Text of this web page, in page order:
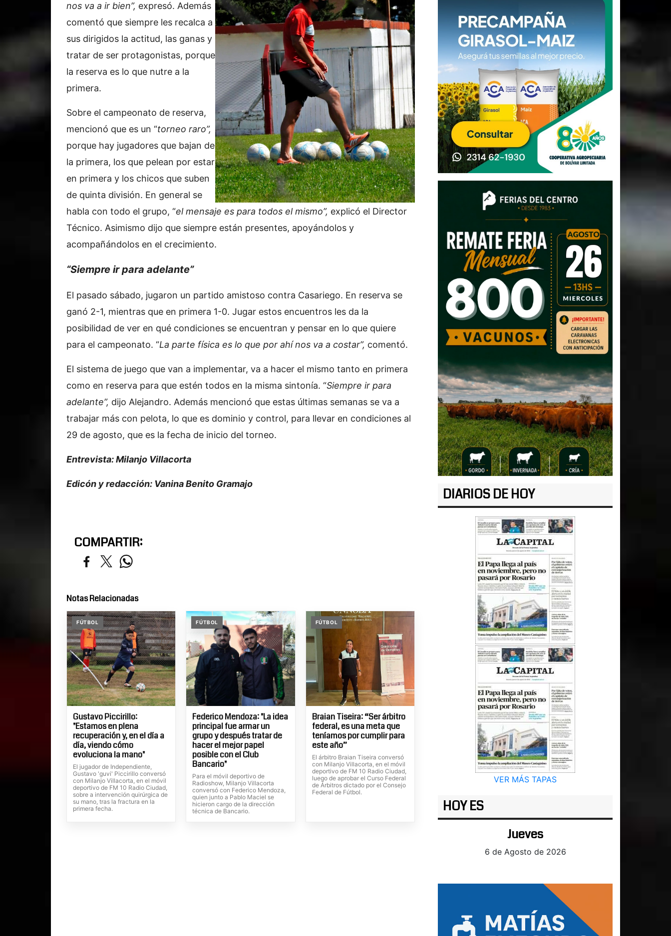
nos va a ir bien”, expresó. Además
comentó que siempre les recalca a
sus dirigidos la actitud, las ganas y
tratar de ser protagonistas, porque
la reserva es lo que nutre a la
primera.
Sobre el campeonato de reserva,
mencionó que es un “torneo raro”,
porque hay jugadores que bajan de
la primera, los que pelean por estar
en primera y los chicos que suben
de quinta división. En general se
habla con todo el grupo, “el mensaje es para todos el mismo”, explicó el Director
Técnico. Asimismo dijo que siempre están presentes, apoyándolos y
acompañándolos en el crecimiento.
“Siempre ir para adelante”
El pasado sábado, jugaron un partido amistoso contra Casariego. En reserva se
ganó 2-1, mientras que en primera 1-0. Jugar estos encuentros les da la
posibilidad de ver en qué condiciones se encuentran y pensar en lo que quiere
para el campeonato. “La parte física es lo que por ahí nos va a costar”, comentó.
El sistema de juego que van a implementar, va a hacer el mismo tanto en primera
como en reserva para que estén todos en la misma sintonía. “Siempre ir para
adelante”, dijo Alejandro. Además mencionó que estas últimas semanas se va a
trabajar más con pelota, lo que es dominio y control, para llevar en condiciones al
29 de agosto, que es la fecha de inicio del torneo.
Entrevista: Milanjo Villacorta
Edicón y redacción: Vanina Benito Gramajo
COMPARTIR:
Notas Relacionadas
FÚTBOL
Gustavo Piccirillo:
"Estamos en plena
recuperación y, en el día a
día, viendo cómo
evoluciona la mano"
El jugador de Independiente,
Gustavo 'guvi' Piccirillo conversó
con Milanjo Villacorta, en el móvil
deportivo de FM 10 Radio Ciudad,
sobre a intervención quirúrgica de
su mano, tras la fractura en la
primera fecha.
FÚTBOL
Federico Mendoza: "La idea
principal fue armar un
grupo y después tratar de
hacer el mejor papel
posible con el Club
Bancario"
Para el móvil deportivo de
Radioshow, Milanjo Villacorta
conversó con Federico Mendoza,
quien junto a Pablo Maciel se
hicieron cargo de la dirección
técnica de Bancario.
FÚTBOL
Braian Tiseira: “Ser árbitro
federal, es una meta que
teníamos por cumplir para
este año”
El árbitro Braian Tiseira conversó
con Milanjo Villacorta, en el móvil
deportivo de FM 10 Radio Ciudad,
luego de aprobar el Curso Federal
de Árbitros dictado por el Consejo
Federal de Fútbol.
DIARIOS DE HOY
VER MÁS TAPAS
HOY ES
Jueves
6 de Agosto de 2026